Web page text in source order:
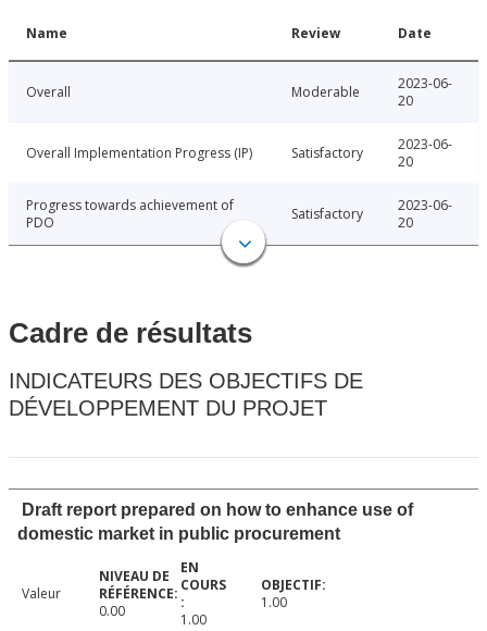
Name Review Date
Overall Moderable
2023-06-
20
Overall Implementation Progress (IP) Satisfactory
2023-06-
20
Progress towards achievement of
PDO
Satisfactory
2023-06-
20
Cadre de résultats
INDICATEURS DES OBJECTIFS DE
DÉVELOPPEMENT DU PROJET
Draft report prepared on how to enhance use of
domestic market in public procurement
Valeur
0.00
1.00
1.00